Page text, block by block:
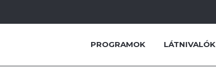
PROGRAMOK LÁTNIVALÓK